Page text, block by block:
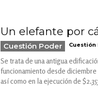
Un elefante por
Cuestión Poder Cuestión
Se trata de una antigua
funcionamiento desde
así como en la ejecución de